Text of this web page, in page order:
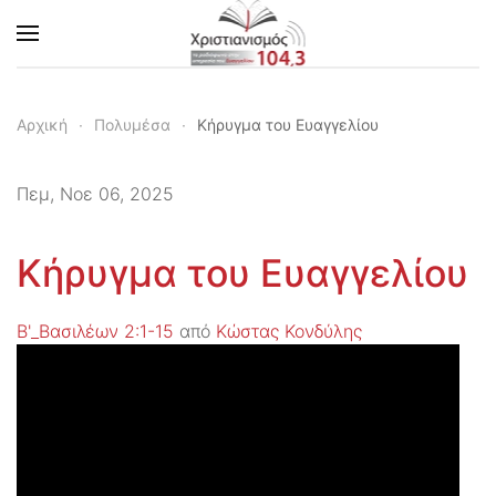
Skip to main content
Αρχική Πολυμέσα Κήρυγμα του Ευαγγελίου
Πεμ, Νοε 06, 2025
Κήρυγμα του Ευαγγελίου
Β'_Βασιλέων 2:1-15 από Κώστας Κονδύλης